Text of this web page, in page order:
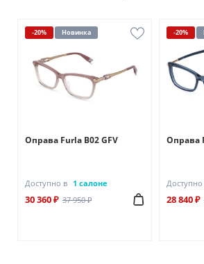
-20% Новинка
Оправа Furla B02 GFV
Доступно в 1 салоне
30 360 ₽ 37 950 ₽
-20%
Оправа
Доступно
28 840 ₽